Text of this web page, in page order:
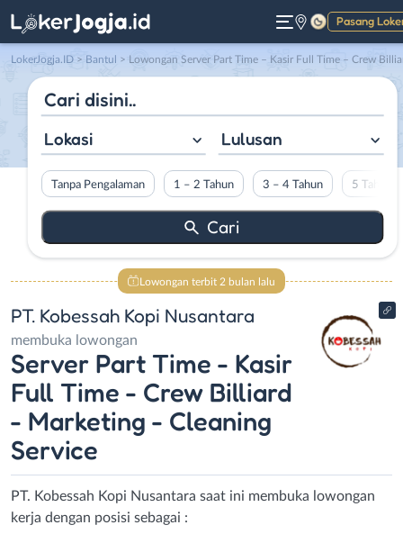
Pasang
Gelap
LokerJogja.ID > Bantul > Lowongan Server Part Time – ⁠Kasir Full Time – Crew Billiard – ⁠Marketing – ⁠Cleaning Service di PT. Kobessah Kopi
Lokasi Lulusan
Tanpa Pengalaman 1 – 2 Tahun 3 – 4 Tahun 5 Tahun
Lowongan terbit 2 bulan lalu
PT. Kobessah Kopi Nusantara
membuka lowongan
Server Part Time - ⁠Kasir
Full Time - Crew Billiard
- ⁠Marketing - ⁠Cleaning
Service
PT. Kobessah Kopi Nusantara saat ini membuka lowongan
kerja dengan posisi sebagai :